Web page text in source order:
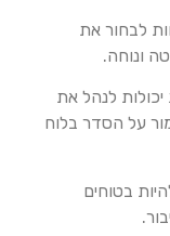
לבחור את
ונוחה.
לנהל את
על הסדר בלוח
בטוחים